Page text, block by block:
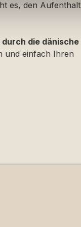
es, den Aufenthalt
die dänische
und einfach Ihren